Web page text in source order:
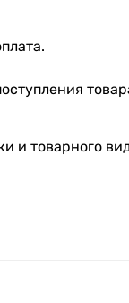
и товарного